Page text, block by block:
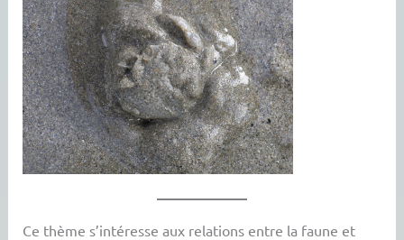
Ce thème s’intéresse aux relations entre la faune et